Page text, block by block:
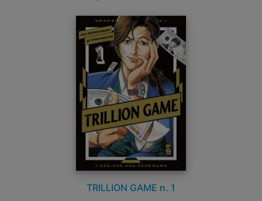
TRILLION GAME n. 1